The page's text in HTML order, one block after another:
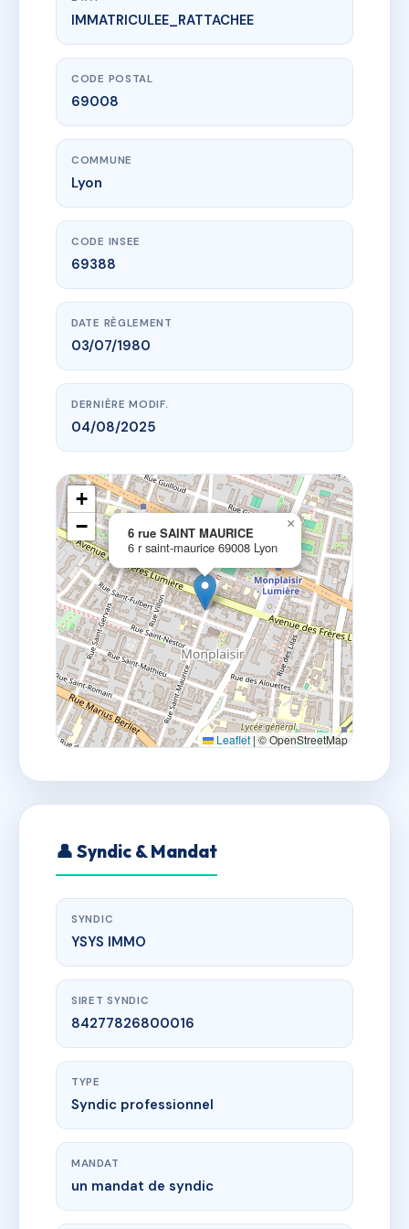
www.vme.plus/AE6618433
6 rue SAINT MAURICE
6 r saint-maurice
IMMATRICULEE_RATTACHEE
CODE POSTAL
69008
COMMUNE
Lyon
CODE INSEE
69388
DATE RÈGLEMENT
03/07/1980
DERNIÈRE MODIF.
04/08/2025
6 rue SAINT MAURICE
6 r saint-maurice 69008 Lyon
×
+
−
Leaflet|© OpenStreetMap
👤 Syndic & Mandat
SYNDIC
YSYS IMMO
SIRET SYNDIC
84277826800016
TYPE
Syndic professionnel
MANDAT
un mandat de syndic